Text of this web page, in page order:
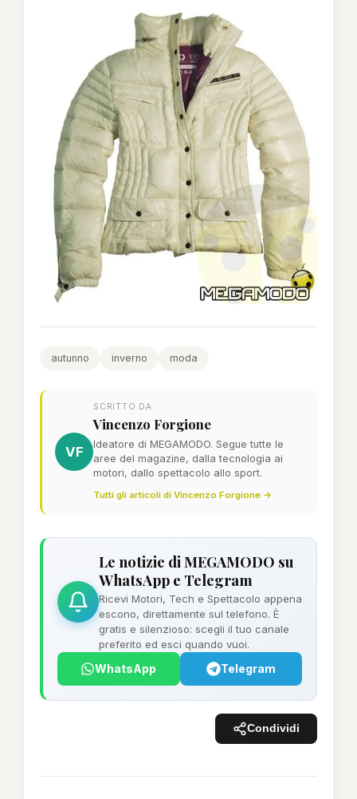
autunno inverno moda
VF
SCRITTO DA
Vincenzo Forgione
Ideatore di MEGAMODO. Segue tutte le
aree del magazine, dalla tecnologia ai
motori, dallo spettacolo allo sport.
Tutti gli articoli di Vincenzo Forgione →
Le notizie di MEGAMODO su
WhatsApp e Telegram
Ricevi Motori, Tech e Spettacolo appena
escono, direttamente sul telefono. È
gratis e silenzioso: scegli il tuo canale
preferito ed esci quando vuoi.
WhatsApp Telegram
Condividi